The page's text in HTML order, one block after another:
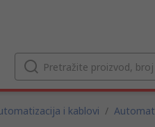
i kablovi /